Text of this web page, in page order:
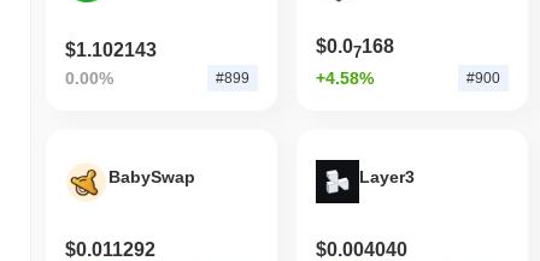
$1.102143
0.00% #899
$0.07168
+4.58% #900
BabySwap
$0.011292
Layer3
$0.004040